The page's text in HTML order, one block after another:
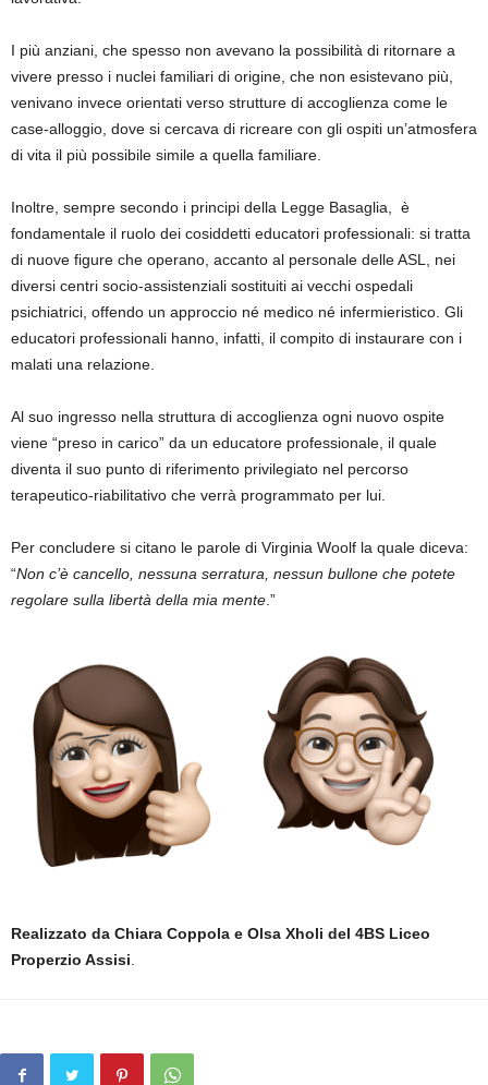
I più anziani, che spesso non avevano la possibilità di ritornare a
vivere presso i nuclei familiari di origine, che non esistevano più,
venivano invece orientati verso strutture di accoglienza come le
case-alloggio, dove si cercava di ricreare con gli ospiti un’atmosfera
di vita il più possibile simile a quella familiare.
Inoltre, sempre secondo i principi della Legge Basaglia, è
fondamentale il ruolo dei cosiddetti educatori professionali: si tratta
di nuove figure che operano, accanto al personale delle ASL, nei
diversi centri socio-assistenziali sostituiti ai vecchi ospedali
psichiatrici, offendo un approccio né medico né infermieristico. Gli
educatori professionali hanno, infatti, il compito di instaurare con i
malati una relazione.
Al suo ingresso nella struttura di accoglienza ogni nuovo ospite
viene “preso in carico” da un educatore professionale, il quale
diventa il suo punto di riferimento privilegiato nel percorso
terapeutico-riabilitativo che verrà programmato per lui.
Per concludere si citano le parole di Virginia Woolf la quale diceva:
“Non c’è cancello, nessuna serratura, nessun bullone che potete
regolare sulla libertà della mia mente .”
Realizzato da Chiara Coppola e Olsa Xholi del 4BS Liceo
Properzio Assisi.